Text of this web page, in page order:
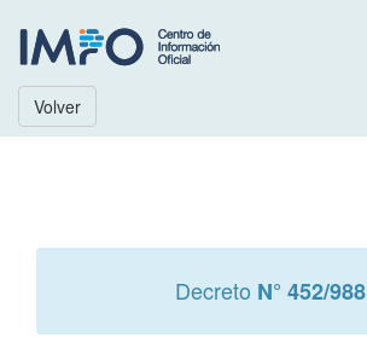
Volver
Decreto N° 452/988